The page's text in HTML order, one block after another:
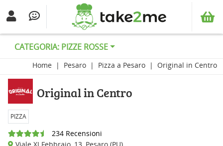
Home Pesaro Pizza a Pesaro Original in Centro
Original in Centro
PIZZA
234 Recensioni
CATEGORIA: PIZZE ROSSE